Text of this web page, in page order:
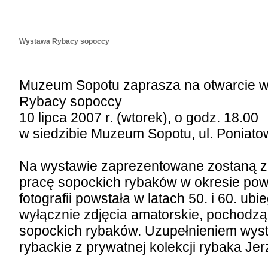
Wystawa Rybacy sopoccy
Muzeum Sopotu zaprasza na otwarcie
Rybacy sopoccy
10 lipca 2007 r. (wtorek), o godz. 18.00
w siedzibie Muzeum Sopotu, ul.
Na wystawie zaprezentowane zostaną
pracę sopockich rybaków w okresie
fotografii powstała w latach 50. i 60.
wyłącznie zdjęcia amatorskie,
sopockich rybaków. Uzupełnieniem
rybackie z prywatnej kolekcji rybaka